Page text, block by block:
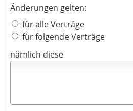
Änderungen gelten:
für alle Verträge
für folgende Verträge
nämlich diese